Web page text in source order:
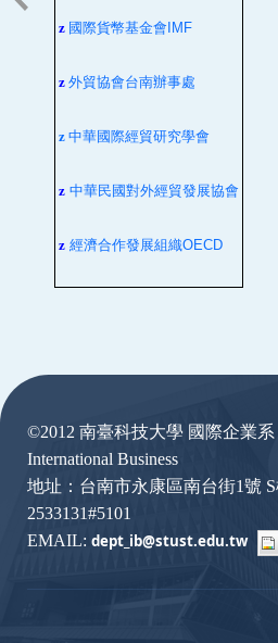
z 國際貨幣基金會 IMF
z 外貿協會台南辦事處
z 中華國際經貿研究學會
z 中華民國對外經貿發展協會
z 經濟合作發展組織OECD
©2012 南臺科技大學 國際企業系
International Business
地址：台南市永康區南台街1號
2533131#5101
EMAIL: dept_ib@stust.edu.tw